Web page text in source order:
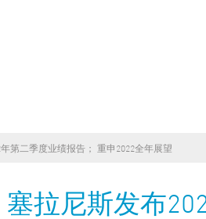
-
第二季度业绩报告； 重申2022全年展望
塞拉尼斯发布